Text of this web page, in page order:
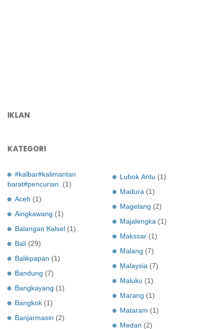
IKLAN
KATEGORI
#kalbar#kalimantan
barat#pencurian.
(1)
Aceh (1)
Aingkawang (1)
Balangan Kalsel (1)
Bali (29)
Balikpapan (1)
Bandung (7)
Bangkayang (1)
Bangkok (1)
Banjarmasin (2)
Lubok Antu (1)
Madura (1)
Magelang (2)
Majalengka (1)
Makssar (1)
Malang (7)
Malaysia (7)
Maluku (1)
Marang (1)
Mataram (1)
Medan (2)